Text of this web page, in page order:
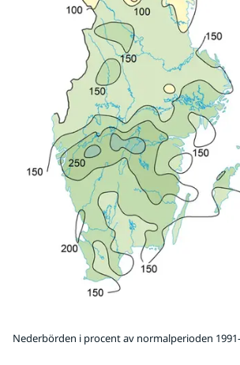
Nederbörden i procent av normalperioden